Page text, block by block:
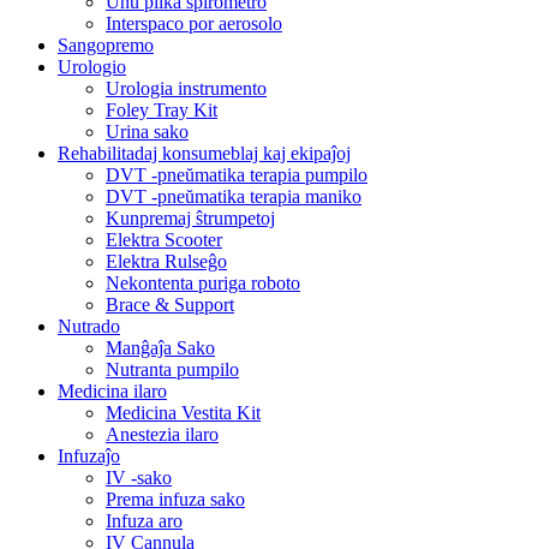
Interspaco por aerosolo
Sangopremo
Urologio
Urologia instrumento
Foley Tray Kit
Urina sako
Rehabilitadaj konsumeblaj kaj ekipaĵoj
DVT -pneŭmatika terapia pumpilo
DVT -pneŭmatika terapia maniko
Kunpremaj ŝtrumpetoj
Elektra Scooter
Elektra Rulseĝo
Nekontenta puriga roboto
Brace & Support
Nutrado
Manĝaĵa Sako
Nutranta pumpilo
Medicina ilaro
Medicina Vestita Kit
Anestezia ilaro
Infuzaĵo
IV -sako
Prema infuza sako
Infuza aro
IV Cannula